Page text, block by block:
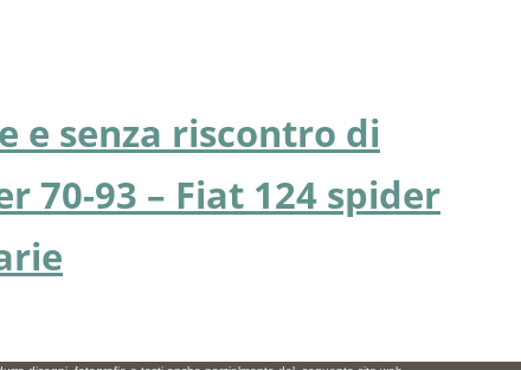
e senza riscontro di
70-93 – Fiat 124 spider